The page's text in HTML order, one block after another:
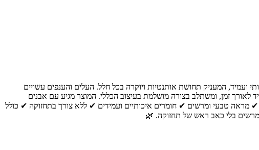
המעניק תחושת אותנטיות ויוקרה בכל חלל. העלים והענפים עשויים
זמן, ומשתלב בצורה מושלמת בעיצוב הכללי. המוצר מגיע עם אבנים
מראה טבעי ומרשים ✔ חומרים איכותיים ועמידים ✔ ללא צורך בתחזוקה ✔ כולל
בלי כאב ראש של תחזוקה. 🌿